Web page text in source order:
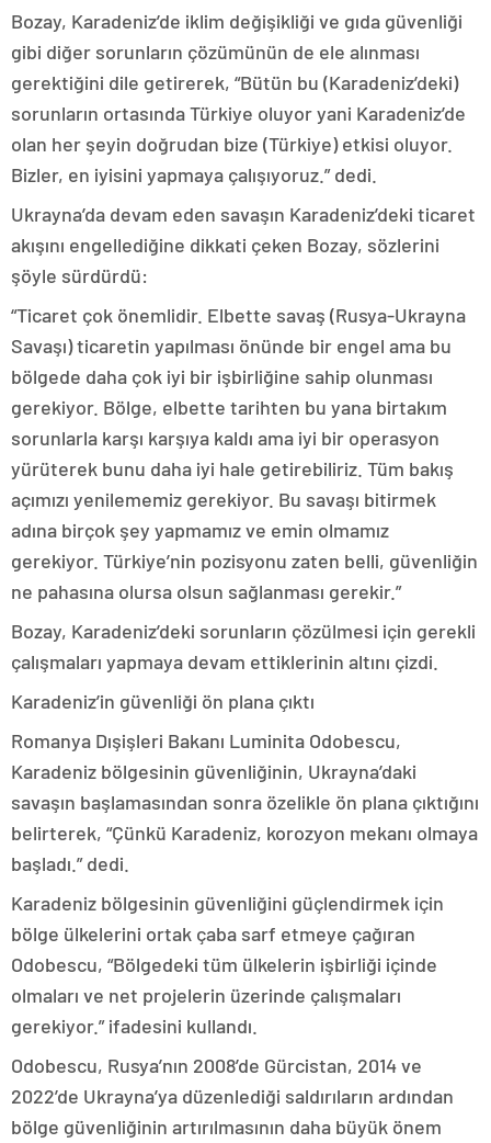
Bozay, Karadeniz’de iklim değişikliği ve gıda güvenliği
gibi diğer sorunların çözümünün de ele alınması
gerektiğini dile getirerek, “Bütün bu (Karadeniz’deki)
sorunların ortasında Türkiye oluyor yani Karadeniz’de
olan her şeyin doğrudan bize (Türkiye) etkisi oluyor.
Bizler, en iyisini yapmaya çalışıyoruz.” dedi.
Ukrayna’da devam eden savaşın Karadeniz’deki ticaret
akışını engellediğine dikkati çeken Bozay, sözlerini
şöyle sürdürdü:
“Ticaret çok önemlidir. Elbette savaş (Rusya-Ukrayna
Savaşı) ticaretin yapılması önünde bir engel ama bu
bölgede daha çok iyi bir işbirliğine sahip olunması
gerekiyor. Bölge, elbette tarihten bu yana birtakım
sorunlarla karşı karşıya kaldı ama iyi bir operasyon
yürüterek bunu daha iyi hale getirebiliriz. Tüm bakış
açımızı yenilememiz gerekiyor. Bu savaşı bitirmek
adına birçok şey yapmamız ve emin olmamız
gerekiyor. Türkiye’nin pozisyonu zaten belli, güvenliğin
ne pahasına olursa olsun sağlanması gerekir.”
Bozay, Karadeniz’deki sorunların çözülmesi için gerekli
çalışmaları yapmaya devam ettiklerinin altını çizdi.
Karadeniz’in güvenliği ön plana çıktı
Romanya Dışişleri Bakanı Luminita Odobescu,
Karadeniz bölgesinin güvenliğinin, Ukrayna’daki
savaşın başlamasından sonra özelikle ön plana çıktığını
belirterek, “Çünkü Karadeniz, korozyon mekanı olmaya
başladı.” dedi.
Karadeniz bölgesinin güvenliğini güçlendirmek için
bölge ülkelerini ortak çaba sarf etmeye çağıran
Odobescu, “Bölgedeki tüm ülkelerin işbirliği içinde
olmaları ve net projelerin üzerinde çalışmaları
gerekiyor.” ifadesini kullandı.
Odobescu, Rusya’nın 2008’de Gürcistan, 2014 ve
2022’de Ukrayna’ya düzenlediği saldırıların ardından
bölge güvenliğinin artırılmasının daha büyük önem